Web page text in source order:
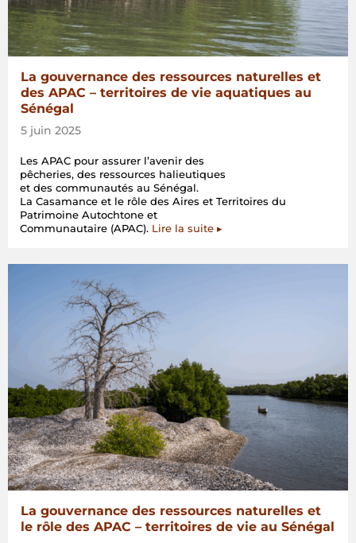
La gouvernance des ressources naturelles et
des APAC – territoires de vie aquatiques au
Sénégal
5 juin 2025
Les APAC pour assurer l’avenir des
pêcheries, des ressources halieutiques
et des communautés au Sénégal.
La Casamance et le rôle des Aires et Territoires du
Patrimoine Autochtone et
Communautaire (APAC). Lire la suite ▸
La gouvernance des ressources naturelles et
le rôle des APAC – territoires de vie au Sénégal